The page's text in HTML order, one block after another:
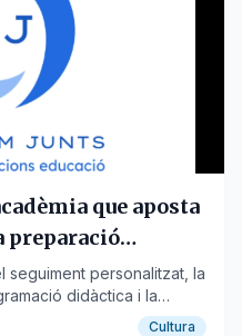
que aposta
preparació
seguiment personalitzat, la
didàctica i la
Opositem Junts en una
Cultura